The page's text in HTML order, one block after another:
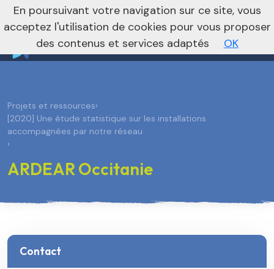
Vers le site national
nivo_2026: 1
Projets et ressources›
[2020] Une étude statistique sur les installations
accompagnées par notre réseau
›
ARDEAR Occitanie
Contact
En poursuivant votre navigation sur ce site, vous
acceptez l'utilisation de cookies pour vous proposer
des contenus et services adaptés
OK